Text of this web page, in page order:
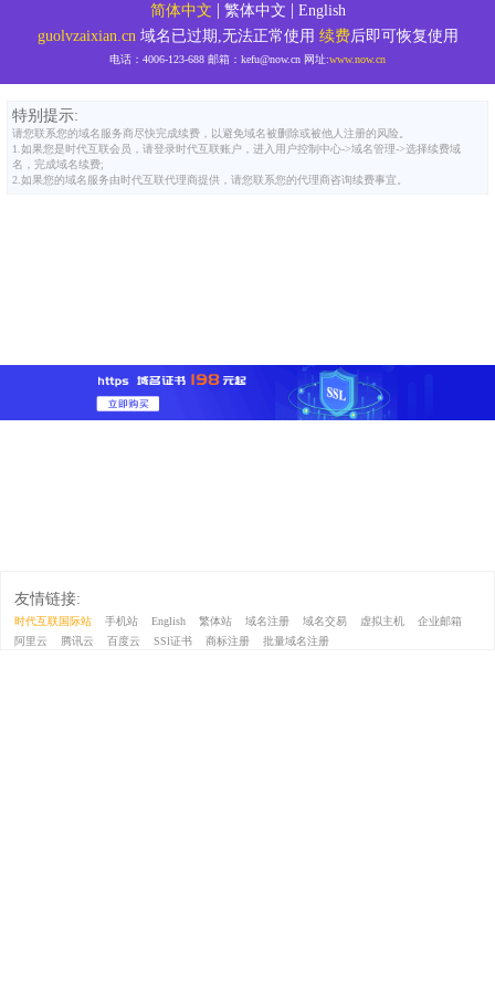
简体中文 | 繁体中文 | English
guolvzaixian.cn 域名已过期,无法正常使用 续费后即可恢复使用
电话： 4006-123-688 邮箱： kefu@now.cn 网址:www.now.cn
特别提示:
请您联系您的域名服务商尽快完成续费，以避免域名被删除或被他人注册的风险。
1.如果您是时代互联会员，请登录时代互联账户，进入用户控制中心->域名管理->选择续费域
名，完成域名续费;
2.如果您的域名服务由时代互联代理商提供，请您联系您的代理商咨询续费事宜。
友情链接:
时代互联国际站 手机站 English 繁体站 域名注册 域名交易 虚拟主机
企业邮箱
阿里云
腾讯云 百度云 SSl证书 商标注册 批量域名注册